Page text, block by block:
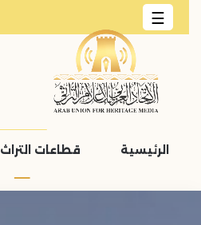
☰
الرئيسية قطاعات التراث